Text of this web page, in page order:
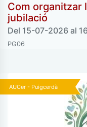
Com organitzar
jubilació
Del 15-07-2026 al
PG06
AUCer - Puigcerdà